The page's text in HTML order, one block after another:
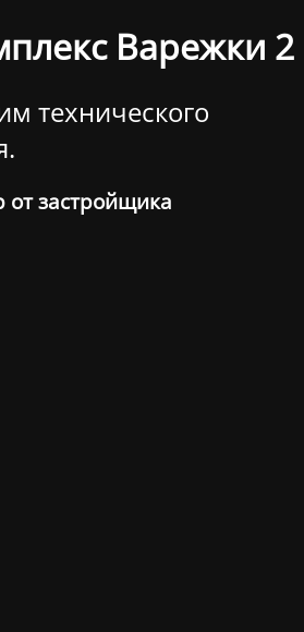
Варежки 2
технического
застройщика